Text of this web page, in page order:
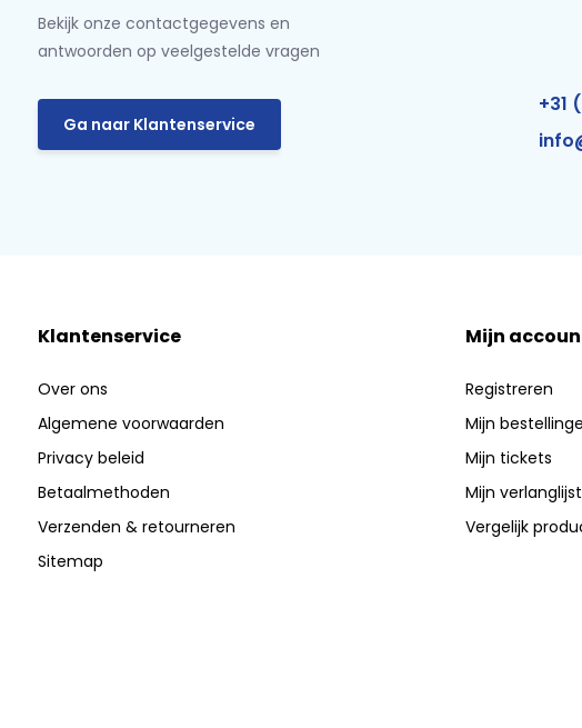
Bekijk onze contactgegevens en
antwoorden op veelgestelde vragen
Ga naar Klantenservice
+31
Klantenservice
Over ons
Algemene voorwaarden
Privacy beleid
Betaalmethoden
Verzenden & retourneren
Sitemap
Mijn
Registreren
Mijn
Mijn tickets
Mijn verlanglijst
Vergelijk